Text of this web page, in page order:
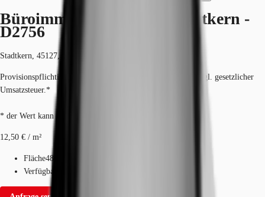
Büroimmobilie - Essen, Stadtkern -
D2756
Stadtkern, 45127, Essen, Nordrhein-Westfalen
Provisionspflichtig: bei Anmietung 3 Netto-Monatsmieten zzgl. gesetzlicher
Umsatzsteuer.*
* der Wert kann je nach Vertragslaufzeit variieren.
12,50 € / m²
Fläche486 - 10.784 m²
Verfügbarkeit